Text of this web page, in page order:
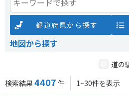
都道府県から探す
地図から探す
道の
検索結果 4407 件 1~30件を表示